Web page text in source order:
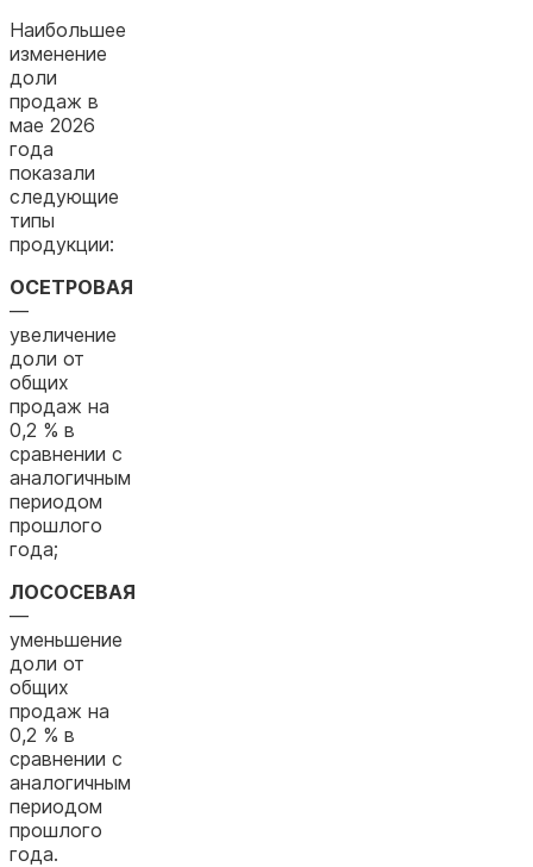
Наибольшее
изменение
доли
продаж в
мае 2026
года
показали
следующие
типы
продукции:
ОСЕТРОВАЯ
—
увеличение
доли от
общих
продаж на
0,2 % в
сравнении с
аналогичным
периодом
прошлого
года;
ЛОСОСЕВАЯ
—
уменьшение
доли от
общих
продаж на
0,2 % в
сравнении с
аналогичным
периодом
прошлого
года.